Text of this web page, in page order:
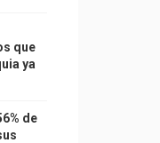
que
ya
de